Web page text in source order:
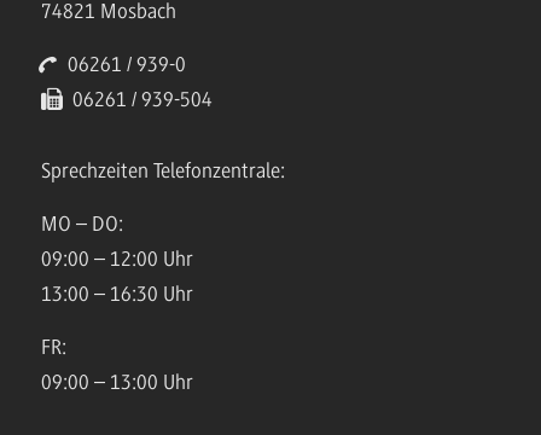
74821 Mosbach
06261 / 939-0
06261 / 939-504
Sprechzeiten Telefonzentrale:
MO – DO:
09:00 – 12:00 Uhr
13:00 – 16:30 Uhr
FR:
09:00 – 13:00 Uhr